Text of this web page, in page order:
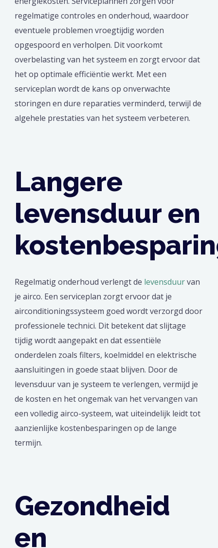
regelmatige controles en onderhoud, waardoor
eventuele problemen vroegtijdig worden
opgespoord en verholpen. Dit voorkomt
overbelasting van het systeem en zorgt ervoor dat
het op optimale efficiëntie werkt. Met een
serviceplan wordt de kans op onverwachte
storingen en dure reparaties verminderd, terwijl de
algehele prestaties van het systeem verbeteren.
Langere
levensduur en
Regelmatig onderhoud verlengt de levensduurvan
je airco. Een serviceplan zorgt ervoor dat je
airconditioningssysteem goed wordt verzorgd door
professionele technici. Dit betekent dat slijtage
tijdig wordt aangepakt en dat essentiële
onderdelen zoals filters, koelmiddel en elektrische
aansluitingen in goede staat blijven. Door de
levensduur van je systeem te verlengen, vermijd je
de kosten en het ongemak van het vervangen van
een volledig airco-systeem, wat uiteindelijk leidt tot
aanzienlijke kostenbesparingen op de lange
termijn.
Gezondheid
en